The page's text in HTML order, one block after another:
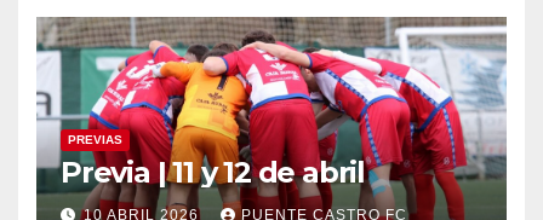
PREVIAS
Previa | 11 y 12 de abril
10 ABRIL 2026 PUENTE CASTRO FC